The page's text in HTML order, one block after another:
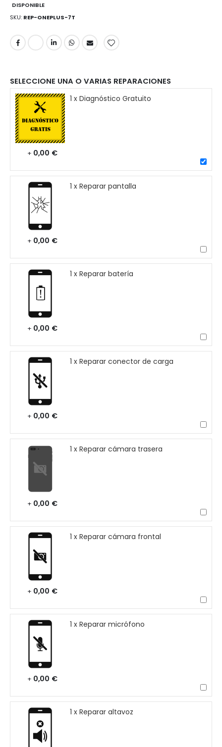
DISPONIBLE
SKU REP-ONEPLUS-7T
SELECCIONE UNA O VARIAS REPARACIONES
1 x Diagnóstico Gratuito
+ 0,00 €
1 x Reparar pantalla
+ 0,00 €
1 x Reparar batería
+ 0,00 €
1 x Reparar conector de carga
+ 0,00 €
1 x Reparar cámara trasera
+ 0,00 €
1 x Reparar cámara frontal
+ 0,00 €
1 x Reparar micrófono
+ 0,00 €
1 x Reparar altavoz